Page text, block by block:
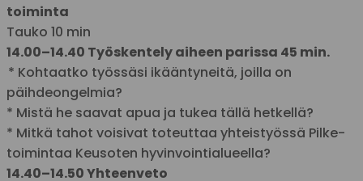
toiminta
Tauko 10 min
14.00–14.40 Työskentely aiheen parissa 45 min.
* Kohtaatko työssäsi ikääntyneitä, joilla on
päihdeongelmia?
* Mistä he saavat apua ja tukea tällä hetkellä?
* Mitkä tahot voisivat toteuttaa yhteistyössä Pilke-
toimintaa Keusoten hyvinvointialueella?
14.40–14.50 Yhteenveto